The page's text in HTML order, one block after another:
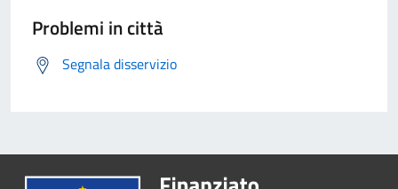
Problemi in città
Segnala disservizio